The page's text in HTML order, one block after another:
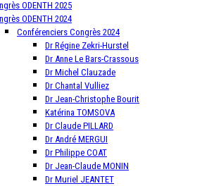
ODENTH 2025
ODENTH 2024
Conférenciers Congrès 2024
Dr Régine Zekri-Hurstel
Dr Anne Le Bars-Crassous
Dr Michel Clauzade
Dr Chantal Vulliez
Dr Jean-Christophe Bourit
Katérina TOMSOVA
Dr Claude PILLARD
Dr André MERGUI
Dr Philippe COAT
Dr Jean-Claude MONIN
Dr Muriel JEANTET